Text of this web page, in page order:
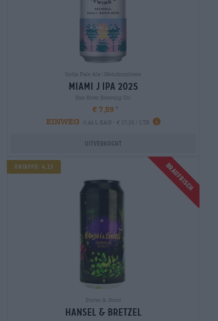
India Pale Ale|Mehrkornbiere
miami j ipa 2025
Rye River Brewing Co.
€ 7,59
EINWEG
0,44 L KAN - € 17,25 / LTR
Uitverkocht
Braufrisch
Untappd: 4,13
Porter & Stout
hansel & bretzel